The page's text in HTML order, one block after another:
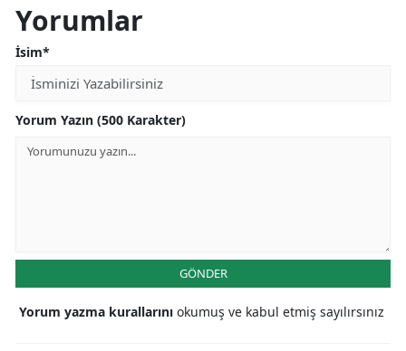
Yorumlar
İsim*
Yorum Yazın (500 Karakter)
GÖNDER
Yorum yazma kurallarını okumuş ve kabul etmiş sayılırsınız